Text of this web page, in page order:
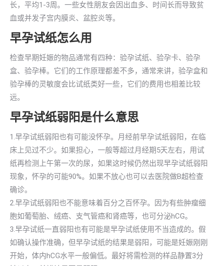
长，平均1-3周。一些女性朋友会因出血多、时间长而导致贫
血或并发子宫内膜炎、盆腔炎等。
早孕试纸怎么用
检查早期妊娠的物品通常有四种：验孕试纸、验孕卡、验孕
盒、验孕棒。它们的工作原理都差不多，通常来讲，验孕盒和
验孕棒的灵敏度会比试纸类好一些，它们的费用也相差比较
远。
早孕试纸弱阳是什么意思
1.早孕试纸弱阳也有可能没怀孕。月经前早孕试纸弱阳，在临
床上见过不少。如果担心，一般等超过月经期5天左右，用试
纸再检测上午第一次的尿，如果这时候仍然出现早孕试纸弱阳
现象，怀孕的可能90%。如果不放心也可以去医院做B超检查
确诊。
2.早孕试纸弱阳也不能意味着百分之百怀孕。因为有些肿瘤细
胞如葡萄胎、绒癌、支气管癌和肾癌等，也可分泌hCG。
3.早孕试纸一直弱阳也有可能是早孕试纸使用不当造成的。假
如确认操作准确，但早孕试纸的结果是弱阳，可能是妊娠刚刚
开始，体内hCG水平一般偏低。最好将需检测的样品静置3分